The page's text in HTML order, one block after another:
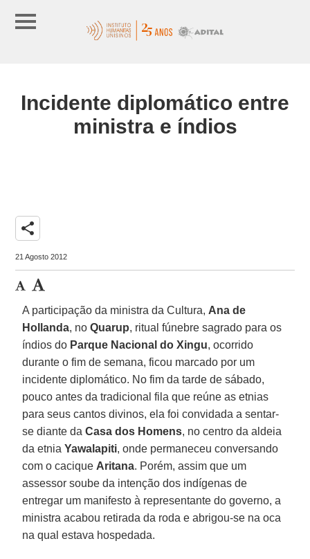
Incidente diplomático entre
ministra e índios
share
21 Agosto 2012
A participação da ministra da Cultura, Ana de
Hollanda, noQuarup, ritual fúnebre sagrado para os
índios do Parque Nacional do Xingu, ocorrido
durante o fim de semana, ficou marcado por um
incidente diplomático. No fim da tarde de sábado,
pouco antes da tradicional fila que reúne as etnias
para seus cantos divinos, ela foi convidada a sentar-
se diante daCasa dos Homens, no centro da aldeia
da etniaYawalapiti, onde permaneceu conversando
com o cacique Aritana. Porém, assim que um
assessor soube da intenção dos indígenas de
entregar um manifesto à representante do governo, a
ministra acabou retirada da roda e abrigou-se na oca
na qual estava hospedada.